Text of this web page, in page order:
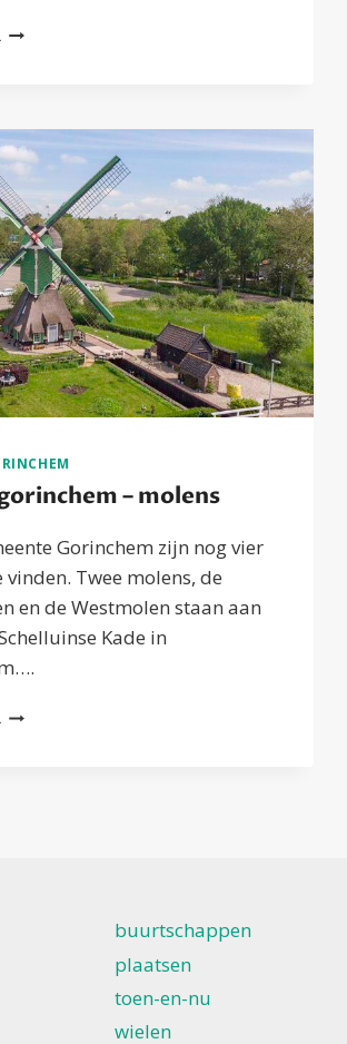
MOLENS
– molens
Gorinchem zijn nog vier
vinden. Twee molens, de
en de Westmolen staan aan
Kade in
RONDJE
buurtschappen
plaatsen
toen-en-nu
wielen